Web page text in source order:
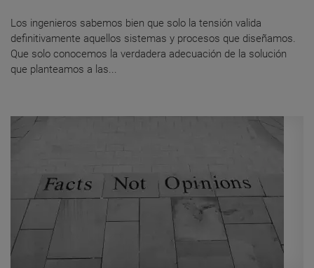
Los ingenieros sabemos bien que solo la tensión valida
definitivamente aquellos sistemas y procesos que diseñamos.
Que solo conocemos la verdadera adecuación de la solución
que planteamos a las...